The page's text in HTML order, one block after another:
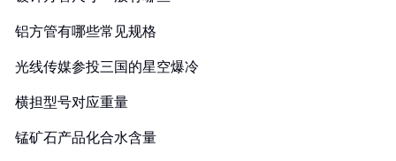
铝方管有哪些常见规格
光线传媒参投三国的星空爆冷
横担型号对应重量
锰矿石产品化合水含量